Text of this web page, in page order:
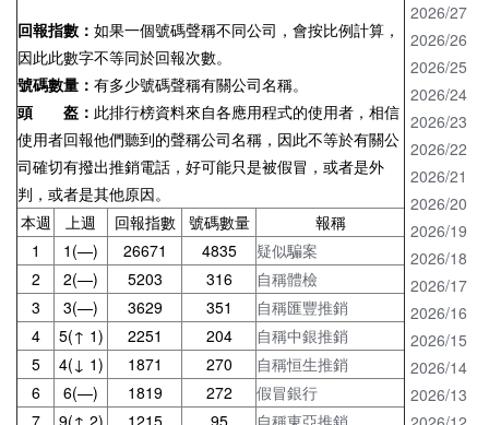
回報指數： 如果一個號碼聲稱不同公司，會按比例計算，
因此此數字不等同於回報次數。
號碼數量： 有多少號碼聲稱有關公司名稱。
頭 盔： 此排行榜資料來自各應用程式的使用者，相信
使用者回報他們聽到的聲稱公司名稱，因此不等於有關公
司確切有撥出推銷電話，好可能只是被假冒，或者是外
判，或者是其他原因。
本週
上週 回報指數 號碼數量
報稱
1
1(—) 26671 4835
疑似騙案
2
2(—) 5203 316
自稱體檢
3
3(—) 3629 351
自稱匯豐推銷
4
5(↑ 1) 2251 204
自稱中銀推銷
5
4(↓ 1) 1871 270
自稱恒生推銷
6
6(—) 1819 272
假冒銀行
7
9(↑ 2) 1215 95
自稱東亞推銷
2026/27
2026/26
2026/25
2026/24
2026/23
2026/22
2026/21
2026/20
2026/19
2026/18
2026/17
2026/16
2026/15
2026/14
2026/13